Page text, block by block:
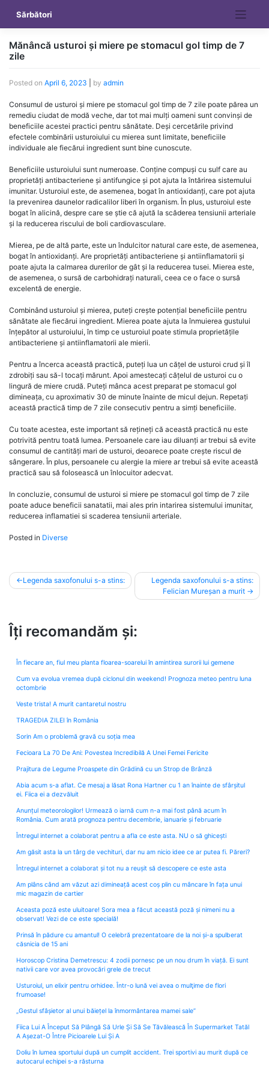
content
Sărbători
Mănâncă usturoi și miere pe stomacul gol timp de 7
zile
Posted on April 6, 2023 by admin
Consumul de usturoi și miere pe stomacul gol timp de 7 zile poate părea un
remediu ciudat de modă veche, dar tot mai mulți oameni sunt convinși de
beneficiile acestei practici pentru sănătate. Deși cercetările privind
efectele combinării usturoiului cu mierea sunt limitate, beneficiile
individuale ale fiecărui ingredient sunt bine cunoscute.
Beneficiile usturoiului sunt numeroase. Conține compuși cu sulf care au
proprietăți antibacteriene și antifungice și pot ajuta la întărirea sistemului
imunitar. Usturoiul este, de asemenea, bogat în antioxidanți, care pot ajuta
la prevenirea daunelor radicalilor liberi în organism. În plus, usturoiul este
bogat în alicină, despre care se știe că ajută la scăderea tensiunii arteriale
și la reducerea riscului de boli cardiovasculare.
Mierea, pe de altă parte, este un îndulcitor natural care este, de asemenea,
bogat în antioxidanți. Are proprietăți antibacteriene și antiinflamatorii și
poate ajuta la calmarea durerilor de gât și la reducerea tusei. Mierea este,
de asemenea, o sursă de carbohidrați naturali, ceea ce o face o sursă
excelentă de energie.
Combinând usturoiul și mierea, puteți crește potențial beneficiile pentru
sănătate ale fiecărui ingredient. Mierea poate ajuta la înmuierea gustului
înțepător al usturoiului, în timp ce usturoiul poate stimula proprietățile
antibacteriene și antiinflamatorii ale mierii.
Pentru a încerca această practică, puteți lua un cățel de usturoi crud și îl
zdrobiți sau să-l tocați mărunt. Apoi amestecați cățelul de usturoi cu o
lingură de miere crudă. Puteți mânca acest preparat pe stomacul gol
dimineața, cu aproximativ 30 de minute înainte de micul dejun. Repetați
această practică timp de 7 zile consecutiv pentru a simți beneficiile.
Cu toate acestea, este important să rețineți că această practică nu este
potrivită pentru toată lumea. Persoanele care iau diluanți ar trebui să evite
consumul de cantități mari de usturoi, deoarece poate crește riscul de
sângerare. În plus, persoanele cu alergie la miere ar trebui să evite această
practică sau să folosească un înlocuitor adecvat.
In concluzie, consumul de usturoi si miere pe stomacul gol timp de 7 zile
poate aduce beneficii sanatatii, mai ales prin intarirea sistemului imunitar,
reducerea inflamatiei si scaderea tensiunii arteriale.
Posted in Diverse
PostLegenda saxofonului s-a stins:
Legenda saxofonului s-a stins:
Felician Mureșan a murit
Îți recomandăm și:
În fiecare an, fiul meu planta floarea-soarelui în amintirea surorii lui gemene
Cum va evolua vremea după ciclonul din weekend! Prognoza meteo pentru luna
octombrie
Veste trista! A murit cantaretul nostru
TRAGEDIA ZILEI în România
Sorin Am o problemă gravă cu soția mea
Fecioara La 70 De Ani: Povestea Incredibilă A Unei Femei Fericite
Prajitura de Legume Proaspete din Grădină cu un Strop de Brânză
Abia acum s-a aflat. Ce mesaj a lăsat Rona Hartner cu 1 an înainte de sfârșitul
ei. Fiica ei a dezvăluit
Anunțul meteorologilor! Urmează o iarnă cum n-a mai fost până acum în
România. Cum arată prognoza pentru decembrie, ianuarie și februarie
Întregul internet a colaborat pentru a afla ce este asta. NU o să ghicești
Am găsit asta la un târg de vechituri, dar nu am nicio idee ce ar putea fi. Păreri?
Întregul internet a colaborat și tot nu a reușit să descopere ce este asta
Am plâns când am văzut azi dimineață acest coș plin cu mâncare în fața unui
mic magazin de cartier
Aceasta poză este uluitoare! Sora mea a făcut această poză și nimeni nu a
observat! Vezi de ce este specială!
Prinsă în pădure cu amantul! O celebră prezentatoare de la noi și-a spulberat
căsnicia de 15 ani
Horoscop Cristina Demetrescu: 4 zodii pornesc pe un nou drum în viață. Ei sunt
nativii care vor avea provocări grele de trecut
Usturoiul, un elixir pentru orhidee. Într-o lună vei avea o mulţime de flori
frumoase!
„Gestul sfâșietor al unui băiețel la înmormântarea mamei sale”
Fiica Lui A Început Să Plângă Să Urle Și Să Se Tăvălească În Supermarket Tatăl
A Așezat-O Între Picioarele Lui Și A
Doliu în lumea sportului după un cumplit accident. Trei sportivi au murit după ce
autocarul echipei s-a răsturna